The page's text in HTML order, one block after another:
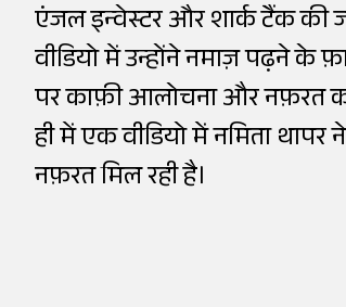
एंजल इन्वेस्टर और शार्क टैंक की
वीडियो में उन्होंने नमाज़ पढ़ने के
पर काफ़ी आलोचना और नफ़रत का
ही में एक वीडियो में नमिता
नफ़रत मिल रही है।